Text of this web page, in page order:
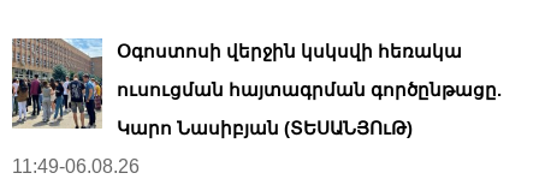
Օգոստոսի վերջին կսկսվի հեռակա
ուսուցման հայտագրման գործընթացը.
Կարո Նասիբյան (ՏԵՍԱՆՅՈւԹ)
11:49-06.08.26